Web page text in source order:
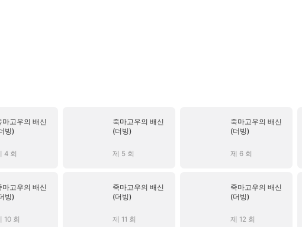
마고우의 배신
빙)
4 회
죽마고우의 배신
(더빙)
제 5 회
죽마고우의 배신
(더빙)
제 6 회
마고우의 배신
빙)
10 회
죽마고우의 배신
(더빙)
제 11 회
죽마고우의 배신
(더빙)
제 12 회